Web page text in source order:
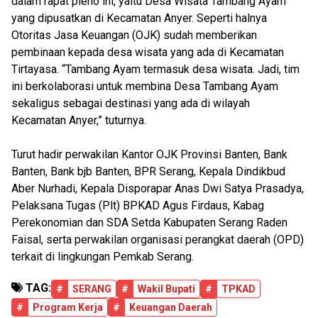
yang dipusatkan di Kecamatan Anyer. Seperti halnya
Otoritas Jasa Keuangan (OJK) sudah memberikan
pembinaan kepada desa wisata yang ada di Kecamatan
Tirtayasa. “Tambang Ayam termasuk desa wisata. Jadi, tim
ini berkolaborasi untuk membina Desa Tambang Ayam
sekaligus sebagai destinasi yang ada di wilayah
Kecamatan Anyer,” tuturnya.
Turut hadir perwakilan Kantor OJK Provinsi Banten, Bank
Banten, Bank bjb Banten, BPR Serang, Kepala Dindikbud
Aber Nurhadi, Kepala Disporapar Anas Dwi Satya Prasadya,
Pelaksana Tugas (Plt) BPKAD Agus Firdaus, Kabag
Perekonomian dan SDA Setda Kabupaten Serang Raden
Faisal, serta perwakilan organisasi perangkat daerah (OPD)
terkait di lingkungan Pemkab Serang.
TAG: # SERANG # Wakil Bupati #
TPKAD
#
Program Kerja # Keuangan Daerah